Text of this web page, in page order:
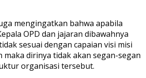
mengingatkan bahwa apabila
OPD dan jajaran dibawahnya
sesuai dengan capaian visi misi
maka dirinya tidak akan segan-segan
organisasi tersebut.